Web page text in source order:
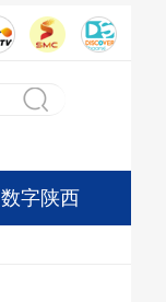
数字陕西